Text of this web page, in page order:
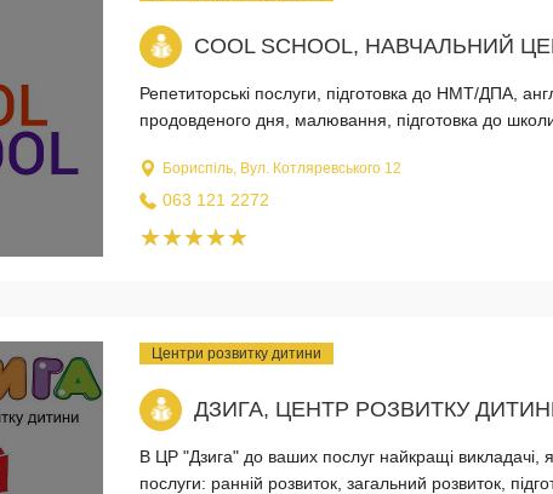
COOL SCHOOL, НАВЧАЛЬНИЙ
Репетиторські послуги, підготовка до НМТ/ДПА,
продовденого дня, малювання, підготовка до
Бориспіль, Вул. Котляревського 12
063 121 2272
Центри розвитку дитини
ДЗИГА, ЦЕНТР РОЗВИТКУ
В ЦР "Дзига" до ваших послуг найкращі викладачі,
послуги: ранній розвиток, загальний розвиток,